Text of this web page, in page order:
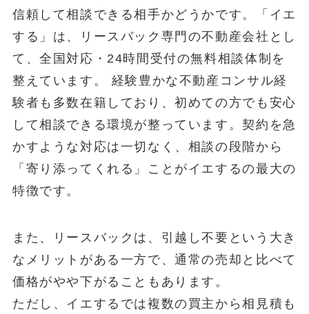
信頼して相談できる相手かどうかです。「イエ
する」は、リースバック専門の不動産会社とし
て、全国対応・24時間受付の無料相談体制を
整えています。 経験豊かな不動産コンサル経
験者も多数在籍しており、初めての方でも安心
して相談できる環境が整っています。契約を急
かすような対応は一切なく、相談の段階から
「寄り添ってくれる」ことがイエするの最大の
特徴です。
また、リースバックは、引越し不要という大き
なメリットがある一方で、通常の売却と比べて
価格がやや下がることもあります。
ただし、イエするでは複数の買主から相見積も